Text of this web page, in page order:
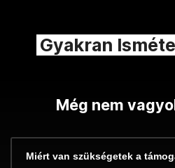
Gyakran
Még nem
Miért van szükségetek a